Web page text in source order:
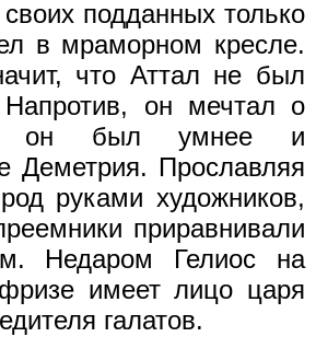
подданных только
в мраморном кресле.
что Аттал не был
Напротив, он мечтал о
он был умнее и
Деметрия. Прославляя
руками художников,
приравнивали
Недаром Гелиос на
имеет лицо царя
галатов.